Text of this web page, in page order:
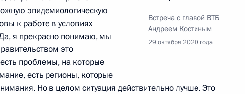
Государственной Думы Вячеславом
Московская область, Ново-Огарёво
Встреча с главой ВТБ
Андреем Костиным
29 октября 2020 года
эпидемиологическую
к работе в условиях
я прекрасно понимаю, мы
это
проблемы, на которые
есть регионы, которые
Но в целом ситуация действительно лучше. Это